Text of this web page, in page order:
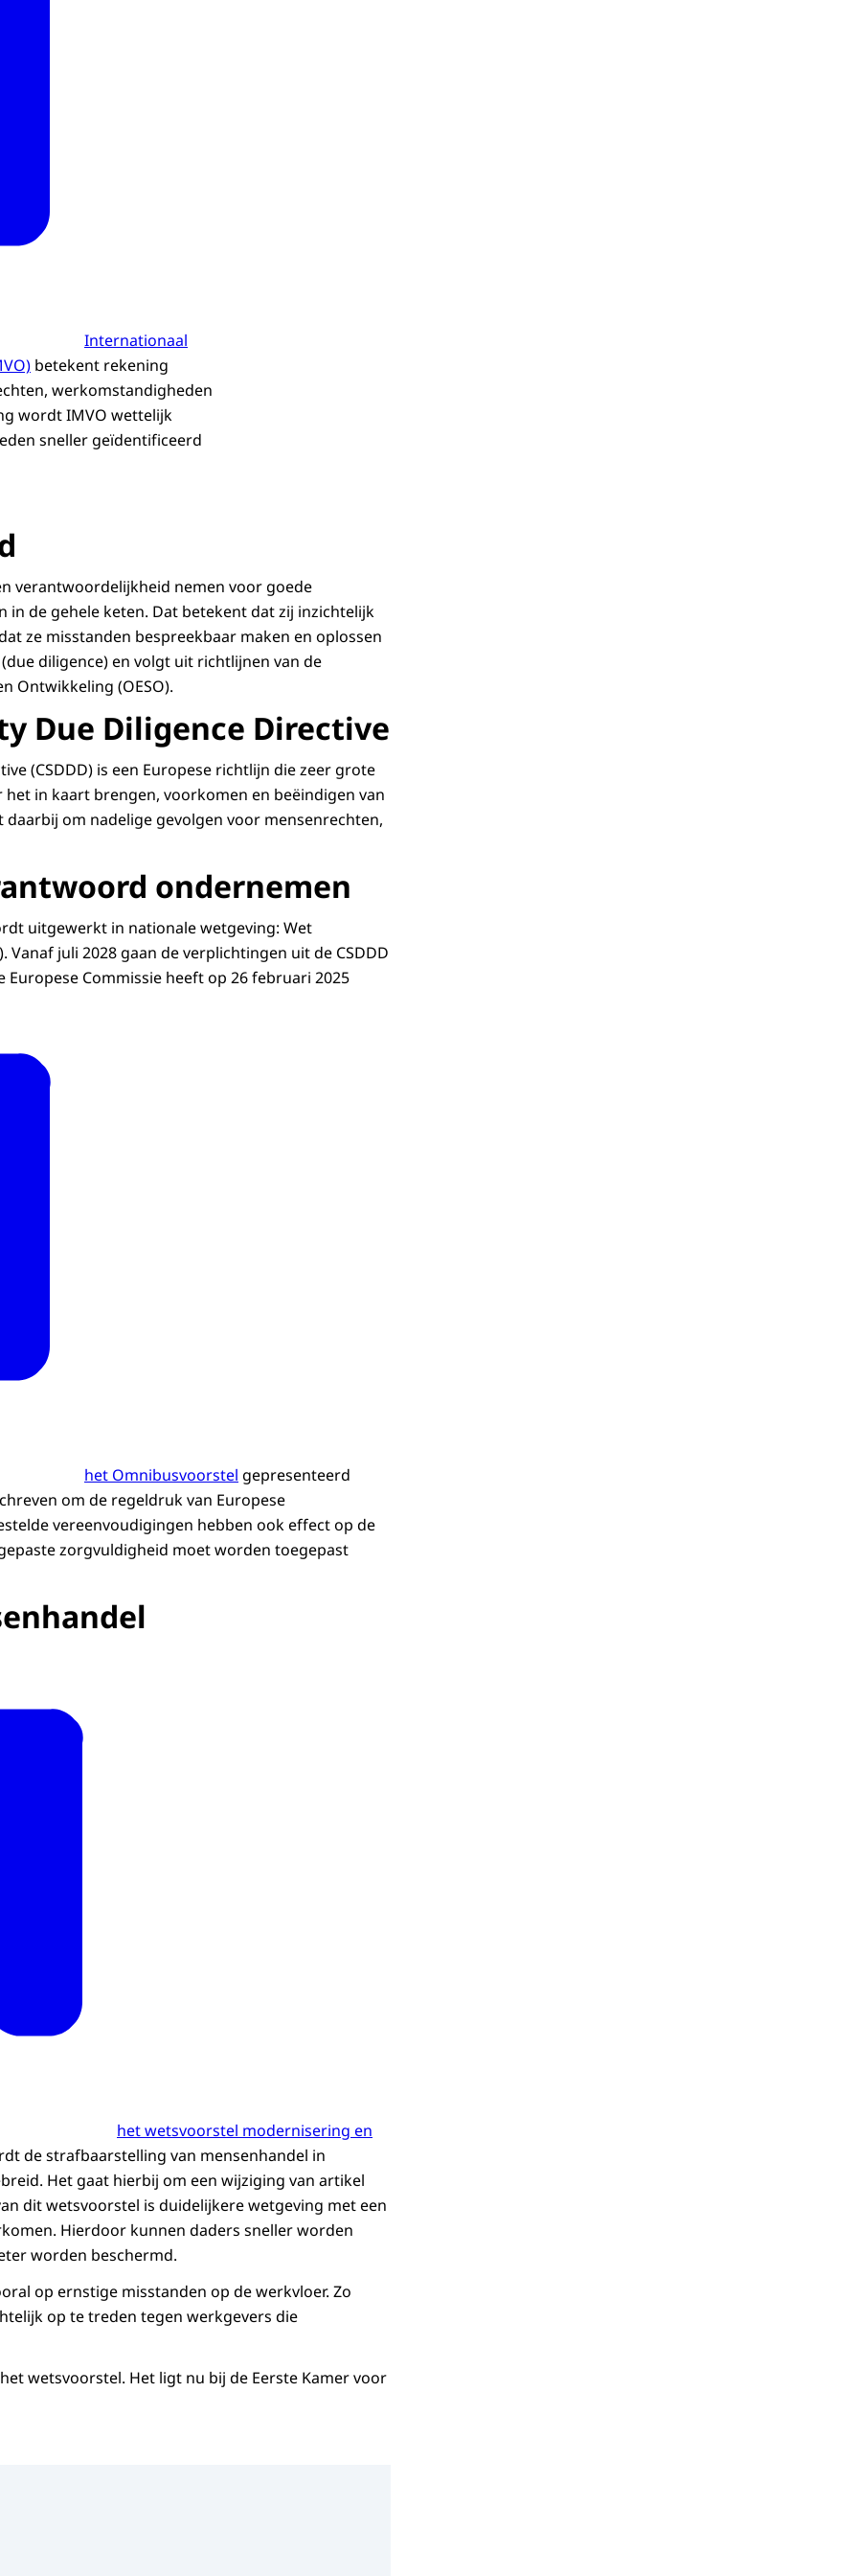
Internationaal
betekent rekening
werkomstandigheden
wordt IMVO wettelijk
sneller geïdentificeerd
verantwoordelijkheid nemen voor goede
de gehele keten. Dat betekent dat zij inzichtelijk
ze misstanden bespreekbaar maken en oplossen
diligence) en volgt uit richtlijnen van de
Ontwikkeling (OESO).
Due Diligence Directive
(CSDDD) is een Europese richtlijn die zeer grote
in kaart brengen, voorkomen en beëindigen van
om nadelige gevolgen voor mensenrechten,
ondernemen
uitgewerkt in nationale wetgeving: Wet
juli 2028 gaan de verplichtingen uit de CSDDD
Commissie heeft op 26 februari 2025
het Omnibusvoorstel gepresenteerd
om de regeldruk van Europese
vereenvoudigingen hebben ook effect op de
zorgvuldigheid moet worden toegepast
het wetsvoorstel modernisering en
de strafbaarstelling van mensenhandel in
Het gaat hierbij om een wijziging van artikel
dit wetsvoorstel is duidelijkere wetgeving met een
Hierdoor kunnen daders sneller worden
worden beschermd.
op ernstige misstanden op de werkvloer. Zo
op te treden tegen werkgevers die
wetsvoorstel. Het ligt nu bij de Eerste Kamer voor